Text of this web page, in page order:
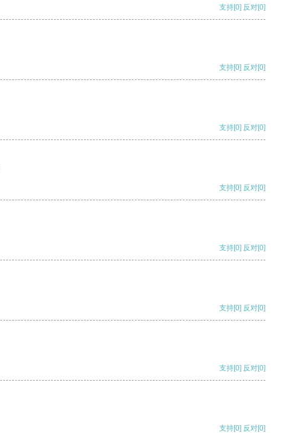
支持[0] 反对[0]
支持[0] 反对[0]
支持[0] 反对[0]
支持[0] 反对[0]
支持[0] 反对[0]
支持[0] 反对[0]
支持[0] 反对[0]
支持[0] 反对[0]